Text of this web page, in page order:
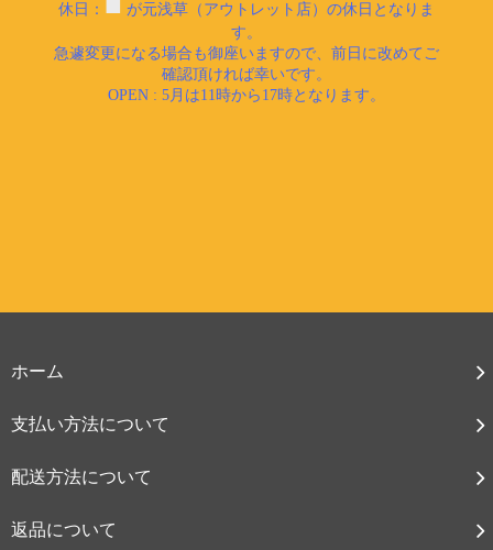
ホーム
支払い方法について
配送方法について
返品について